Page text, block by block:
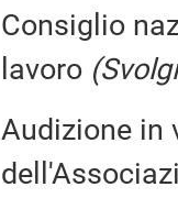
Consiglio
lavoro
Audizione in